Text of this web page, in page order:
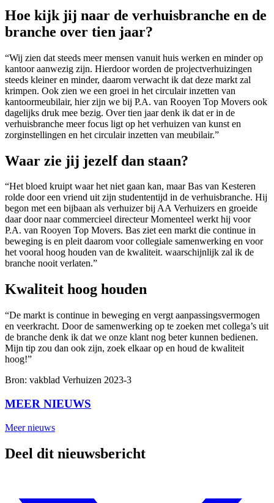
Hoe kijk jij naar de verhuisbranche en de
branche over tien jaar?
“Wij zien dat steeds meer mensen vanuit huis werken en minder op
kantoor aanwezig zijn. Hierdoor worden de projectverhuizingen
steeds kleiner en minder, daarom verwacht ik dat deze markt zal
krimpen. Ook zien we een groei in het circulair inzetten van
kantoormeubilair, hier zijn we bij P.A. van Rooyen Top Movers ook
dagelijks druk mee bezig. Over tien jaar denk ik dat er in de
verhuisbranche meer focus ligt op het verhuizen van kunst en
zorginstellingen en het circulair inzetten van meubilair.”
Waar zie jij jezelf dan staan?
“Het bloed kruipt waar het niet gaan kan, maar Bas van Kesteren
rolde door een vriend uit zijn studententijd in de verhuisbranche. Hij
begon met een bijbaan als verhuizer bij AA Verhuizers en groeide
daar door naar commercieel directeur Momenteel werkt hij voor
P.A. van Rooyen Top Movers. Bas ziet een markt die continue in
beweging is en pleit daarom voor collegiale samenwerking en voor
het vooral hoog houden van de kwaliteit. waarschijnlijk zal ik de
branche nooit verlaten.”
Kwaliteit hoog houden
“De markt is continue in beweging en vergt aanpassingsvermogen
en veerkracht. Door de samenwerking op te zoeken met collega’s uit
de branche denk ik dat we onze klant nog beter kunnen bedienen.
Mijn tip zou dan ook zijn, zoek elkaar op en houd de kwaliteit
hoog!”
Bron: vakblad Verhuizen 2023-3
MEER NIEUWS
Meer nieuws
Deel dit nieuwsbericht